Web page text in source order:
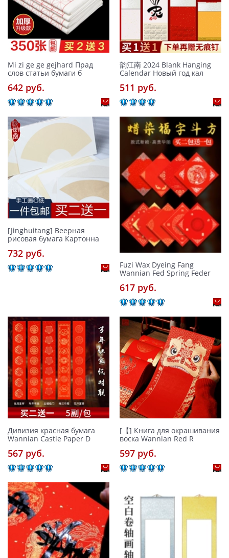
Mi zi ge ge gejhard Прад
слов статьи бумаги б
642 pуб.
韵江南 2024 Blank Hanging
Calendar Новый год кал
511 pуб.
[Jinghuitang] Веерная
рисовая бумага Картонна
732 pуб.
Fuzi Wax Dyeing Fang
Wannian Fed Spring Feder
617 pуб.
Дивизия красная бумага
Wannian Castle Paper D
567 pуб.
[【] Книга для окрашивания
воска Wannian Red R
597 pуб.